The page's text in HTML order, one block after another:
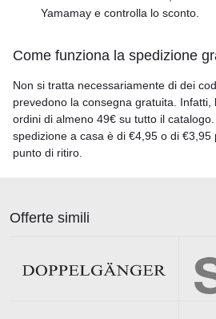
Yamamay e controlla lo sconto.
Come funziona la spedizione
Non si tratta necessariamente di dei
prevedono la consegna gratuita. Infatti,
ordini di almeno 49€ su tutto il
spedizione a casa è di €4,95 o di €3,95
punto di ritiro.
Offerte simili